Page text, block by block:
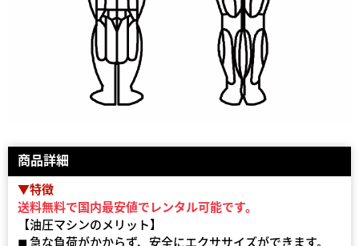
商品詳細
▼特徴
送料無料で国内最安値でレンタル可能です。
【油圧マシンのメリット】
◼ 急な負荷がかからず、安全にエクササイズができます。